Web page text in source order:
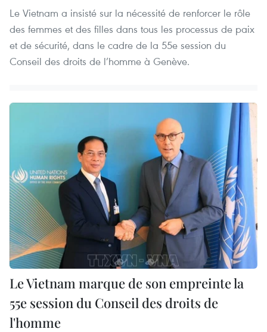
Le Vietnam a insisté sur la nécessité de renforcer le rôle
des femmes et des filles dans tous les processus de paix
et de sécurité, dans le cadre de la 55e session du
Conseil des droits de l’homme à Genève.
Le Vietnam marque de son empreinte la
55e session du Conseil des droits de
l'homme